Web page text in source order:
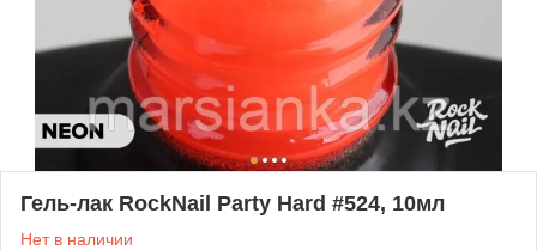
Гель-лак RockNail Party Hard #524, 10мл
Нет в наличии